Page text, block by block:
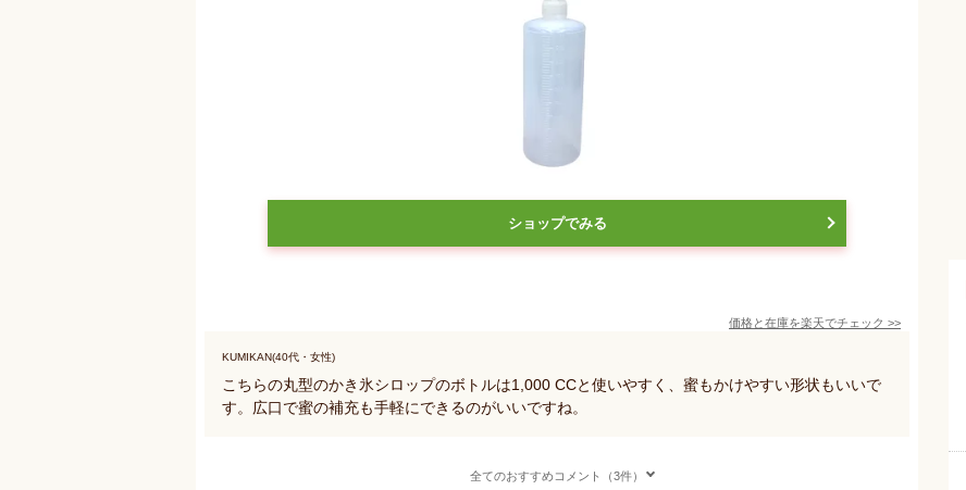
ショップでみる
価格と在庫を楽天でチェック >>
KUMIKAN(40代・女性)
こちらの丸型のかき氷シロップのボトルは1,000 CCと使いやすく、蜜もかけやすい形状もいいで
す。広口で蜜の補充も手軽にできるのがいいですね。
全てのおすすめコメント（3件）